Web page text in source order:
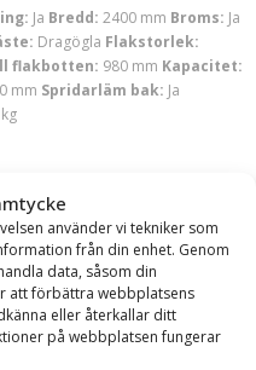
använder vi tekniker som
från din enhet. Genom
data, såsom din
att förbättra webbplatsens
eller återkallar ditt
på webbplatsen fungerar
Ja Bredd: 2400 mm Broms: Ja
Dragögla Flakstorlek:
flakbotten: 980 mm Kapacitet:
mm Spridarläm bak: Ja